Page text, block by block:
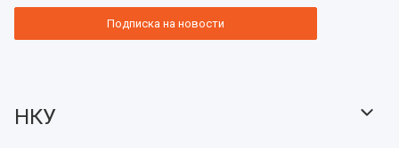
Подписка на новости
НКУ